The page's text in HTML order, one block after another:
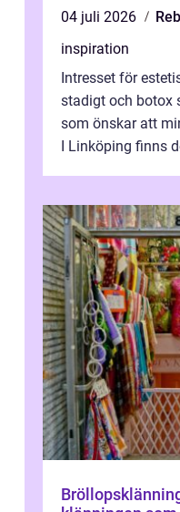
04 juli 2026
inspiration
Intresset för
stadigt och botox
som önskar att
I Linköping finns
Bröllopsklänningar så